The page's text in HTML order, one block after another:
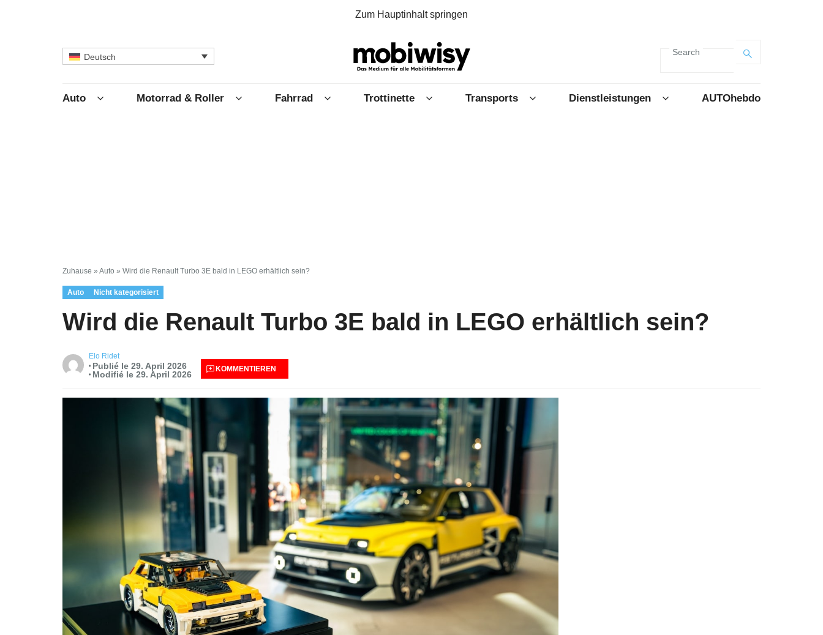
Zum Hauptinhalt springen
Deutsch Search
Auto Motorrad & Roller Fahrrad Trottinette Transports Dienstleistungen AUTOhebdo
Zuhause » Auto » Wird die Renault Turbo 3E bald in LEGO erhältlich sein?
Auto Nicht kategorisiert
Wird die Renault Turbo 3E bald in LEGO erhältlich sein?
Elo Ridet
Publié le 29. April 2026
Modifié le 29. April 2026
KOMMENTIEREN